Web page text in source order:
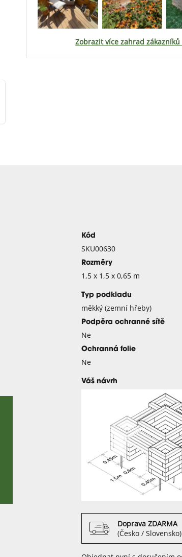
Zobrazit více zahrad
Kód
SKU00630
Rozměry
1,5 x 1,5 x 0,65 m
Typ podkladu
měkký (zemní hřeby)
Podpěra ochranné sítě
Ne
Ochranná folie
Ne
Váš návrh
Doprava ZDARMA
(Česko / Slovensko)